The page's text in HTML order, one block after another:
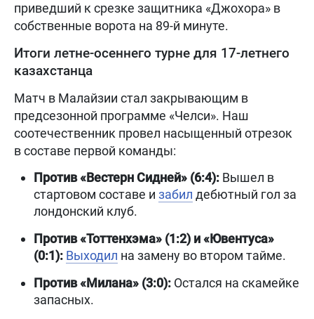
приведший к срезке защитника «Джохора» в
собственные ворота на 89-й минуте.
Итоги летне-осеннего турне для 17-летнего
казахстанца
Матч в Малайзии стал закрывающим в
предсезонной программе «Челси». Наш
соотечественник провел насыщенный отрезок
в составе первой команды:
Против «Вестерн Сидней» (6:4): Вышел в
стартовом составе и забил дебютный гол за
лондонский клуб.
Против «Тоттенхэма» (1:2) и «Ювентуса»
(0:1): Выходил на замену во втором тайме.
Против «Милана» (3:0): Остался на скамейке
запасных.